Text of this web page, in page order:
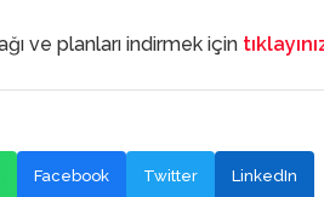
ve planları indirmek için
Facebook Twitter LinkedIn